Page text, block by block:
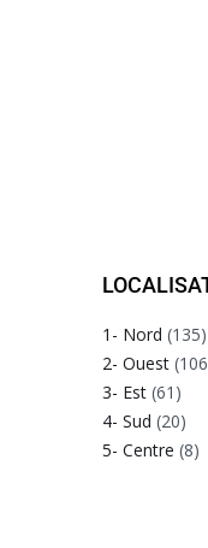
1- Nord (135)
2- Ouest
3- Est (61)
4- Sud (20)
5- Centre (8)